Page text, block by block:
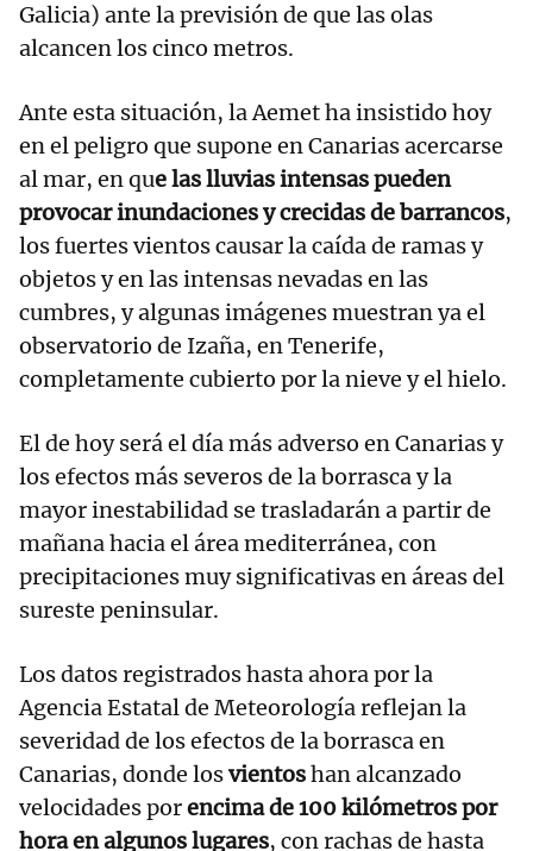
Galicia) ante la previsión de que las olas
alcancen los cinco metros.
Ante esta situación, la Aemet ha insistido hoy
en el peligro que supone en Canarias acercarse
al mar, en que las lluvias intensas pueden
provocar inundaciones y crecidas de barrancos,
los fuertes vientos causar la caída de ramas y
objetos y en las intensas nevadas en las
cumbres, y algunas imágenes muestran ya el
observatorio de Izaña, en Tenerife,
completamente cubierto por la nieve y el hielo.
El de hoy será el día más adverso en Canarias y
los efectos más severos de la borrasca y la
mayor inestabilidad se trasladarán a partir de
mañana hacia el área mediterránea, con
precipitaciones muy significativas en áreas del
sureste peninsular.
Los datos registrados hasta ahora por la
Agencia Estatal de Meteorología reflejan la
severidad de los efectos de la borrasca en
Canarias, donde losvientoshan alcanzado
velocidades porencima de 100 kilómetros por
hora en algunos lugares, con rachas de hasta